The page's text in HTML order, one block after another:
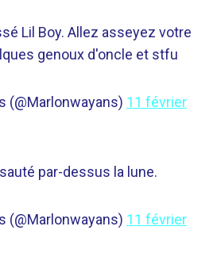
Lil Boy. Allez asseyez votre
genoux d'oncle et stfu
(@Marlonwayans) 11 février
par-dessus la lune.
(@Marlonwayans) 11 février